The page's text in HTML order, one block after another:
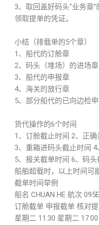
3、取回盖好码头“业务章
领取提单的凭证。
小结（排载单的5个章）
1、船代的订舱章
2、码头（堆场）的进场章
3、船代的申报章
4、海关的放行章
5、部分船代的已向边检
货代操作的6个时间
1、订舱截止时间 2、正确
3、重箱进码头截止时间
5、报关截单时间 6、码头
船舶超载时，以上时间可
截单时间举例
船名 CHUAN HE 航次 095E
订舱截单 申报截单 核对
星期二 11:30 星期二 17:00